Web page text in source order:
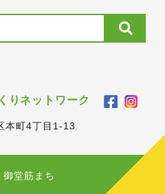
りネットワーク
町4丁目1-13
堂筋まち